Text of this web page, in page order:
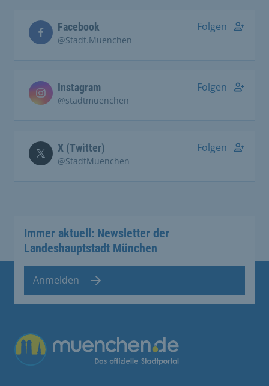
Facebook
@Stadt.Muenchen
Folgen
Instagram
@stadtmuenchen
Folgen
X (Twitter)
@StadtMuenchen
Folgen
Immer aktuell: Newsletter der
Landeshauptstadt München
Anmelden
Übergreifende Links